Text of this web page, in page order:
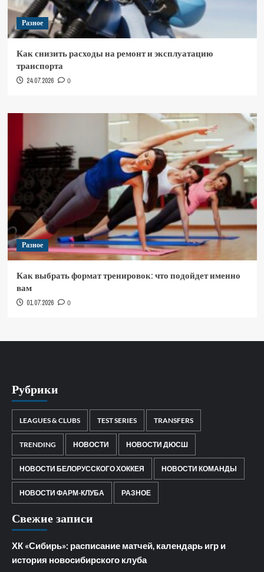
Разное
Как снизить расходы на ремонт и эксплуатацию
транспорта
24.07.2026 0
Разное
Как выбрать формат тренировок: что подойдет именно
вам
01.07.2026 0
Рубрики
LEAGUES & CLUBS TEST SERIES TRANSFERS
TRENDING НОВОСТИ НОВОСТИ ДЮСШ
НОВОСТИ БЕЛОРУССКОГО ХОККЕЯ НОВОСТИ КОМАНДЫ
НОВОСТИ ФАРМ-КЛУБА РАЗНОЕ
Свежие записи
ХК «Сибирь»: расписание матчей, календарь игр и
история новосибирского клуба